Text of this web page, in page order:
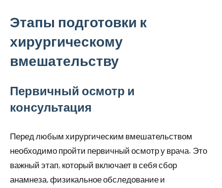
Этапы подготовки к
хирургическому
вмешательству
Первичный осмотр и
консультация
Перед любым хирургическим вмешательством
необходимо пройти первичный осмотр у врача. Это
важный этап, который включает в себя сбор
анамнеза, физикальное обследование и